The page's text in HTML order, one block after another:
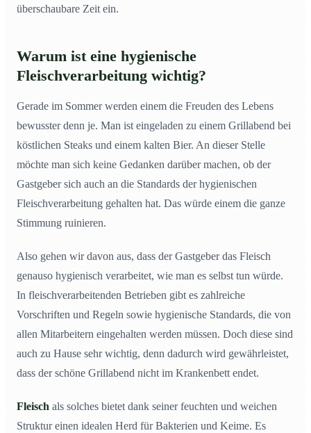
überschaubare Zeit ein.
Warum ist eine hygienische
Fleischverarbeitung wichtig?
Gerade im Sommer werden einem die Freuden des Lebens
bewusster denn je. Man ist eingeladen zu einem Grillabend bei
köstlichen Steaks und einem kalten Bier. An dieser Stelle
möchte man sich keine Gedanken darüber machen, ob der
Gastgeber sich auch an die Standards der hygienischen
Fleischverarbeitung gehalten hat. Das würde einem die ganze
Stimmung ruinieren.
Also gehen wir davon aus, dass der Gastgeber das Fleisch
genauso hygienisch verarbeitet, wie man es selbst tun würde.
In fleischverarbeitenden Betrieben gibt es zahlreiche
Vorschriften und Regeln sowie hygienische Standards, die von
allen Mitarbeitern eingehalten werden müssen. Doch diese sind
auch zu Hause sehr wichtig, denn dadurch wird gewährleistet,
dass der schöne Grillabend nicht im Krankenbett endet.
Fleisch als solches bietet dank seiner feuchten und weichen
Struktur einen idealen Herd für Bakterien und Keime. Es